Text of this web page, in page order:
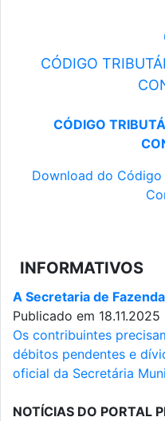
CÓDIGO
CÓDIGO
Download do
INFORMATIVOS
A Secretaria de
Publicado em 18.11.2025
Os contribuintes
débitos pendentes e
oficial da Secretária
NOTÍCIAS DO PORTAL